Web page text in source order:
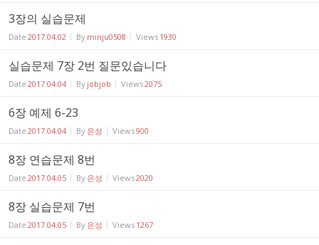
3장의 실습문제
Date 2017.04.02 By minju0508 Views 1930
실습문제 7장 2번 질문있습니다
Date 2017.04.04 By jobjob Views2075
6장 예제 6-23
Date 2017.04.04 By 은성 Views900
8장 연습문제 8번
Date 2017.04.05 By 은성 Views2020
8장 실습문제 7번
Date 2017.04.05 By 은성 Views 1267